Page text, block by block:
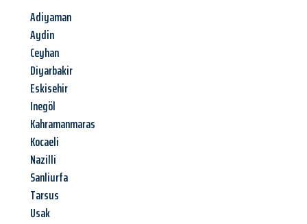
Adiyaman
Aydin
Ceyhan
Diyarbakir
Eskisehir
Inegöl
Kahramanmaras
Kocaeli
Nazilli
Sanliurfa
Tarsus
Usak